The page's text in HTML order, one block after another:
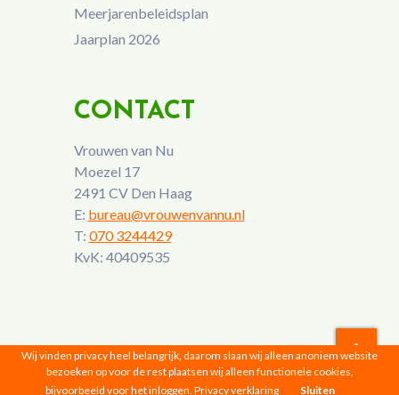
Meerjarenbeleidsplan
Jaarplan 2026
CONTACT
Vrouwen van Nu
Moezel 17
2491 CV Den Haag
E: bureau@vrouwenvannu.nl
T: 070 3244429
KvK: 40409535
Vrouwen van Nu © 2026 |Privacyverklaring
Wij vinden privacy heel belangrijk, daarom slaan wij alleen anoniem website
bezoeken op voor de rest plaatsen wij alleen functionele cookies,
bijvoorbeeld voor het inloggen. Privacy verklaring Sluiten